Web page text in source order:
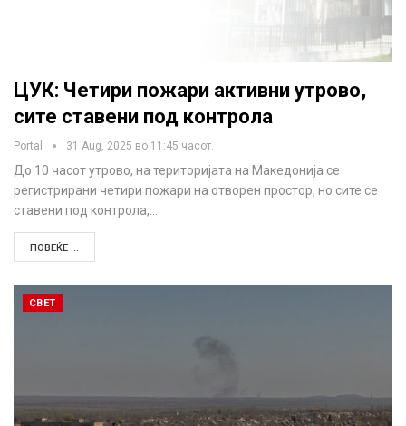
ЦУК: Четири пожари активни утрово,
сите ставени под контрола
Portal 31 Aug, 2025 во 11:45 часот.
До 10 часот утрово, на територијата на Македонија се
регистрирани четири пожари на отворен простор, но сите се
ставени под контрола,…
ПОВЕЌЕ ...
СВЕТ